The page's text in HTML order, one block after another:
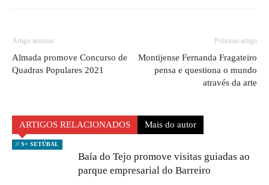
Artigo anterior
Almada promove Concurso de
Quadras Populares 2021
Próximo artigo
Montijense Fernanda Fragateiro
pensa e questiona o mundo
através da arte
ARTIGOS RELACIONADOS Mais do autor
// S+ SETÚBAL
Baía do Tejo promove visitas guiadas ao
parque empresarial do Barreiro